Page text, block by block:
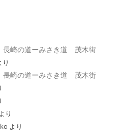
崎の道ーみさき道 茂木街
り
崎の道ーみさき道 茂木街
り
より